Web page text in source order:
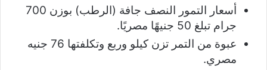
أسعار التمور النصف جافة (الرطب) بوزن 700
جرام تبلغ 50 جنيهًا مصريًا.
عبوة من التمر تزن كيلو وربع وتكلفتها 76 جنيه
مصري.